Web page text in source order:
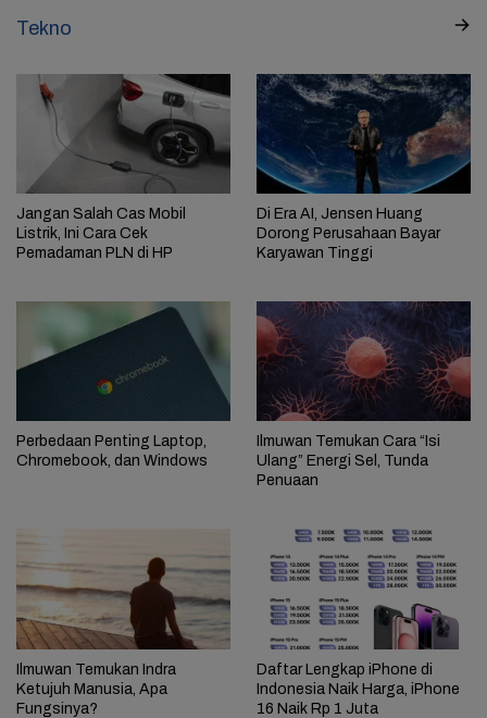
Tekno
Jangan Salah Cas Mobil
Listrik, Ini Cara Cek
Pemadaman PLN di HP
Di Era AI, Jensen Huang
Dorong Perusahaan Bayar
Karyawan Tinggi
Perbedaan Penting Laptop,
Chromebook, dan Windows
Ilmuwan Temukan Cara “Isi
Ulang” Energi Sel, Tunda
Penuaan
Ilmuwan Temukan Indra
Ketujuh Manusia, Apa
Fungsinya?
Daftar Lengkap iPhone di
Indonesia Naik Harga, iPhone
16 Naik Rp 1 Juta